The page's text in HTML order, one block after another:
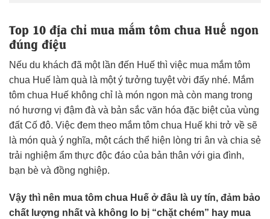
Top 10 địa chỉ mua mắm tôm chua Huế ngon
đúng điệu
Nếu du khách đã một lần đến Huế thì việc mua mắm tôm
chua Huế làm quà là một ý tưởng tuyệt vời đấy nhé. Mắm
tôm chua Huế không chỉ là món ngon mà còn mang trong
nó hương vị đậm đà và bản sắc văn hóa đặc biệt của vùng
đất Cố đô. Việc đem theo mắm tôm chua Huế khi trở về sẽ
là món quà ý nghĩa, một cách thể hiện lòng tri ân và chia sẻ
trải nghiệm ẩm thực độc đáo của bản thân với gia đình,
bạn bè và đồng nghiệp.
Vậy thì nên mua tôm chua Huế ở đâu là uy tín, đảm bảo
chất lượng nhất và không lo bị “chặt chém” hay mua